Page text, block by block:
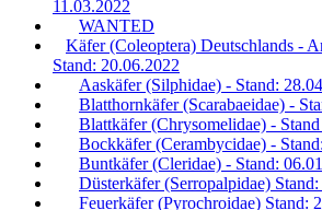
11.03.2022
WANTED
Käfer (Coleoptera) Deutschlands -
Stand: 20.06.2022
Aaskäfer (Silphidae) - Stand:
Blatthornkäfer (Scarabaeidae) -
Blattkäfer (Chrysomelidae) -
Bockkäfer (Cerambycidae) -
Buntkäfer (Cleridae) - Stand:
Düsterkäfer (Serropalpidae)
Feuerkäfer (Pyrochroidae) Stand: